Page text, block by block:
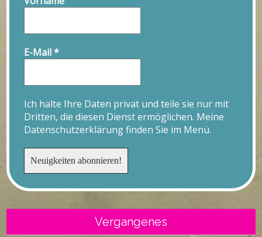
E-Mail*
Ich halte Ihre Daten privat und teile sie nur mit
Dritten, die diesen Dienst ermöglichen. Meine
Datenschutzerklärung finden Sie im Menü.
Vergangenes